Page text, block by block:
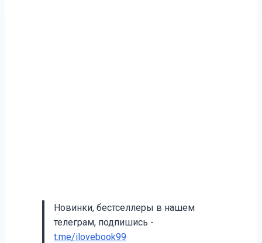
Новинки, бестселлеры в нашем
телеграм, подпишись -
t.me/ilovebook99